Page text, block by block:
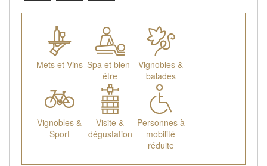
Mets et Vins Spa et bien-
être
Vignobles &
balades
Vignobles &
Sport
Visite &
dégustation
Personnes à
mobilité
réduite